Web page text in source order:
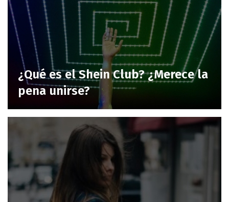
¿Qué es el Shein Club? ¿Merece la
pena unirse?